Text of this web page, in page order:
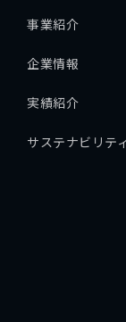
事業紹介
企業情報
実績紹介
サステナビリティ